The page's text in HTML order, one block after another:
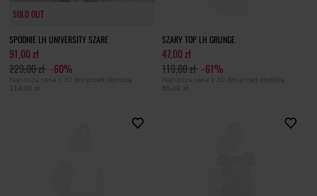
SOLD OUT
SOLD OUT
SPODNIE LH UNIVERSITY SZARE
91,00 zł
229,00 zł -60%
Najniższa cena z 30 dni przed obniżką
114,00 zł
SZARY TOP LH GRUNGE
47,00 zł
119,00 zł -61%
Najniższa cena z 30 dni przed obniżką
59,00 zł